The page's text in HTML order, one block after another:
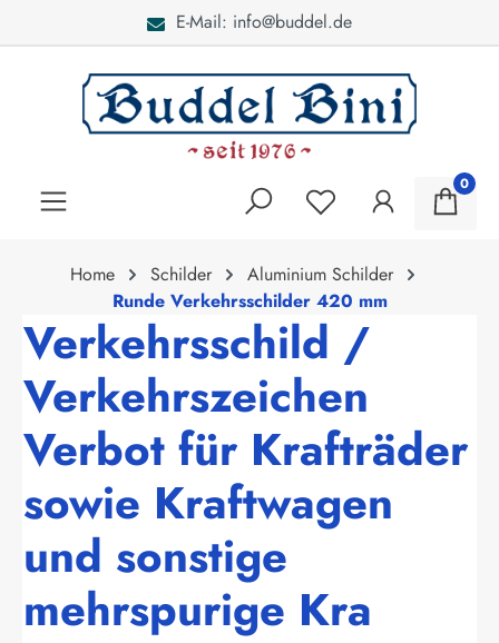
E-Mail: info@buddel.de
0
Home Schilder
Aluminium Schilder
Runde Verkehrsschilder 420 mm
Verkehrsschild /
Verkehrszeichen
Verbot für Krafträder
sowie Kraftwagen
und sonstige
mehrspurige Kra